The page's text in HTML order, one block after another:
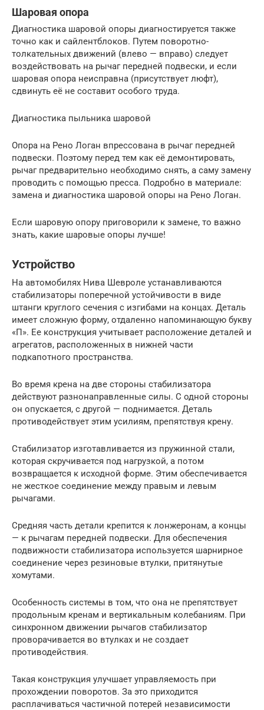
Шаровая опора
Диагностика шаровой опоры диагностируется также
точно как и сайлентблоков. Путем поворотно-
толкательных движений (влево — вправо) следует
воздействовать на рычаг передней подвески, и если
шаровая опора неисправна (присутствует люфт),
сдвинуть её не составит особого труда.
Диагностика пыльника шаровой
Опора на Рено Логан впрессована в рычаг передней
подвески. Поэтому перед тем как её демонтировать,
рычаг предварительно необходимо снять, а саму замену
проводить с помощью пресса. Подробно в материале:
замена и диагностика шаровой опоры на Рено Логан.
Если шаровую опору приговорили к замене, то важно
знать, какие шаровые опоры лучше!
Устройство
На автомобилях Нива Шевроле устанавливаются
стабилизаторы поперечной устойчивости в виде
штанги круглого сечения с изгибами на концах. Деталь
имеет сложную форму, отдаленно напоминающую букву
«П». Ее конструкция учитывает расположение деталей и
агрегатов, расположенных в нижней части
подкапотного пространства.
Во время крена на две стороны стабилизатора
действуют разнонаправленные силы. С одной стороны
он опускается, с другой — поднимается. Деталь
противодействует этим усилиям, препятствуя крену.
Стабилизатор изготавливается из пружинной стали,
которая скручивается под нагрузкой, а потом
возвращается к исходной форме. Этим обеспечивается
не жесткое соединение между правым и левым
рычагами.
Средняя часть детали крепится к лонжеронам, а концы
— к рычагам передней подвески. Для обеспечения
подвижности стабилизатора используется шарнирное
соединение через резиновые втулки, притянутые
хомутами.
Особенность системы в том, что она не препятствует
продольным кренам и вертикальным колебаниям. При
синхронном движении рычагов стабилизатор
проворачивается во втулках и не создает
противодействия.
Такая конструкция улучшает управляемость при
прохождении поворотов. За это приходится
расплачиваться частичной потерей независимости